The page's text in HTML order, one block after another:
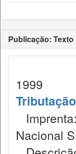
Publicação:
1999
Nacional